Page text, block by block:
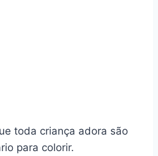
toda criança adora são
para colorir.